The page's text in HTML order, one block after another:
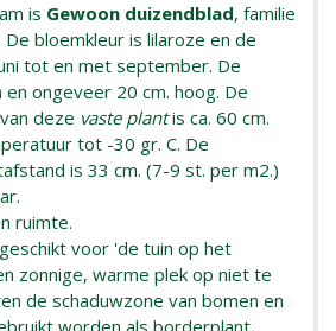
is Gewoon duizendblad, familie
bloemkleur is lilaroze en de
tot en met september. De
ongeveer 20 cm. hoog. De
deze vaste plantis ca. 60 cm.
tot -30 gr. C. De
is 33 cm. (7-9 st. per m2.)
ruimte.
voor 'de tuin op het
zonnige, warme plek op niet te
de schaduwzone van bomen en